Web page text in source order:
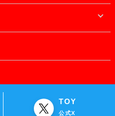
TOY
公式X